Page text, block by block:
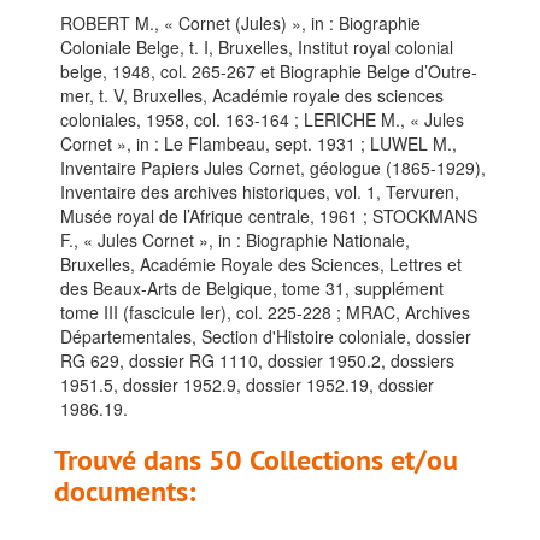
ROBERT M., « Cornet (Jules) », in : Biographie
Coloniale Belge, t. I, Bruxelles, Institut royal colonial
belge, 1948, col. 265-267 et Biographie Belge d’Outre-
mer, t. V, Bruxelles, Académie royale des sciences
coloniales, 1958, col. 163-164 ; LERICHE M., « Jules
Cornet », in : Le Flambeau, sept. 1931 ; LUWEL M.,
Inventaire Papiers Jules Cornet, géologue (1865-1929),
Inventaire des archives historiques, vol. 1, Tervuren,
Musée royal de l’Afrique centrale, 1961 ; STOCKMANS
F., « Jules Cornet », in : Biographie Nationale,
Bruxelles, Académie Royale des Sciences, Lettres et
des Beaux-Arts de Belgique, tome 31, supplément
tome III (fascicule Ier), col. 225-228 ; MRAC, Archives
Départementales, Section d'Histoire coloniale, dossier
RG 629, dossier RG 1110, dossier 1950.2, dossiers
1951.5, dossier 1952.9, dossier 1952.19, dossier
1986.19.
Trouvé dans 50 Collections et/ou
documents: